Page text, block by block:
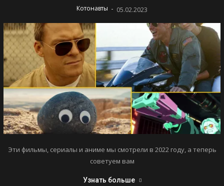
Котонавты - 05.02.2023
Эти фильмы, сериалы и аниме мы смотрели в 2022 году, а теперь
советуем вам
Узнать больше